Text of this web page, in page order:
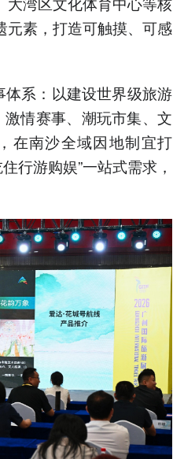
元素，打造可触摸、可感
体系：以建设世界级旅游
激情赛事、潮玩市集、文
在南沙全域因地制宜打
行游购娱”一站式需求，